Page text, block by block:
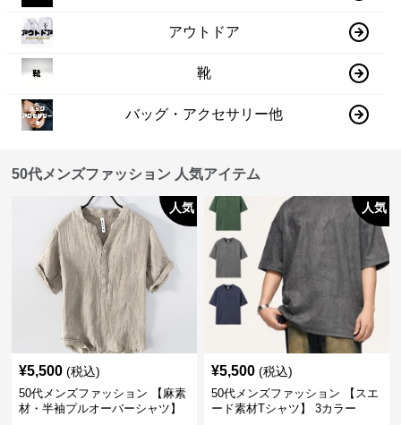
アウトドア
靴
バッグ・アクセサリー他
50代メンズファッション 人気アイテム
人気
¥5,500 (税込)
50代メンズファッション 【麻素
材・半袖プルオーバーシャツ】
人気
¥5,500 (税込)
50代メンズファッション 【スエ
ード素材Tシャツ】 3カラー